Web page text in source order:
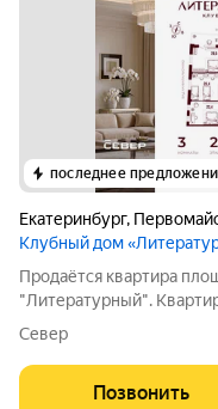
последнее
Екатеринбург,
Клубный дом
Продаётся квартира
"Литературный".
площадь квартиры 72.5 м2,
Среди особенностей планировки
окнами на одну сторону, 1
Север
Позвонить